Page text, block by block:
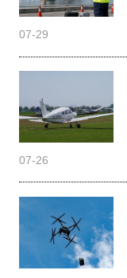
07-29
07-26